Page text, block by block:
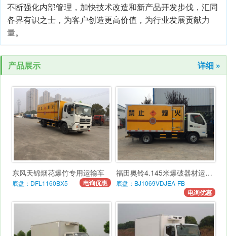
不断强化内部管理，加快技术改造和新产品开发步伐，汇同
各界有识之士，为客户创造更高价值，为行业发展贡献力
量。
产品展示 详细 »
东风天锦烟花爆竹专用运输车
底盘：DFL1160BX5 电询优惠
福田奥铃4.145米爆破器材运输车
底盘：BJ1069VDJEA-FB
电询优惠